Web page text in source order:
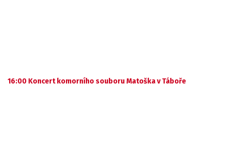
16:00 Koncert komorního souboru Matoška v Táboře